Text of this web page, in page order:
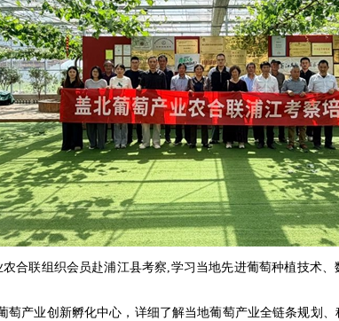
联组织会员赴浦江县考察,学习当地先进葡萄种植技术、
产业创新孵化中心，详细了解当地葡萄产业全链条规划、